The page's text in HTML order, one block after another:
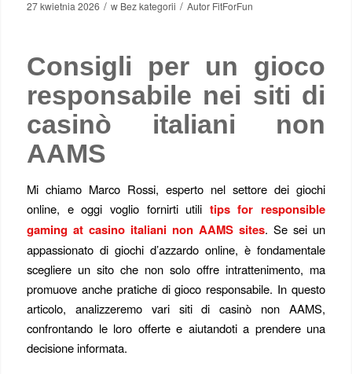
27 kwietnia 2026 / w Bez kategorii / Autor FitForFun
Consigli per un gioco
responsabile nei siti di
casinò italiani non
AAMS
Mi chiamo Marco Rossi, esperto nel settore dei giochi
online, e oggi voglio fornirti utili tips for responsible
gaming at casino italiani non AAMS sites. Se sei un
appassionato di giochi d’azzardo online, è fondamentale
scegliere un sito che non solo offre intrattenimento, ma
promuove anche pratiche di gioco responsabile. In questo
articolo, analizzeremo vari siti di casinò non AAMS,
confrontando le loro offerte e aiutandoti a prendere una
decisione informata.